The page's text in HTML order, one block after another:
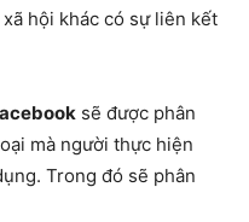
hội khác có sự liên kết
sẽ được phân
mà người thực hiện
Trong đó sẽ phân